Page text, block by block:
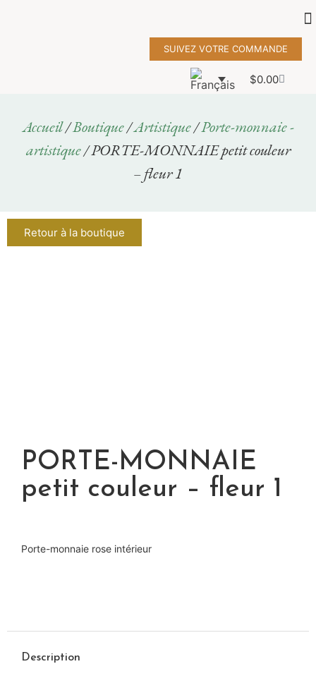
SUIVEZ VOTRE COMMANDE
$0.00
Accueil/Boutique/Artistique/Porte-monnaie -
artistique/ PORTE-MONNAIE petit couleur
– fleur 1
Retour à la boutique
PORTE-MONNAIE
petit couleur – fleur 1
Porte-monnaie rose intérieur
Description